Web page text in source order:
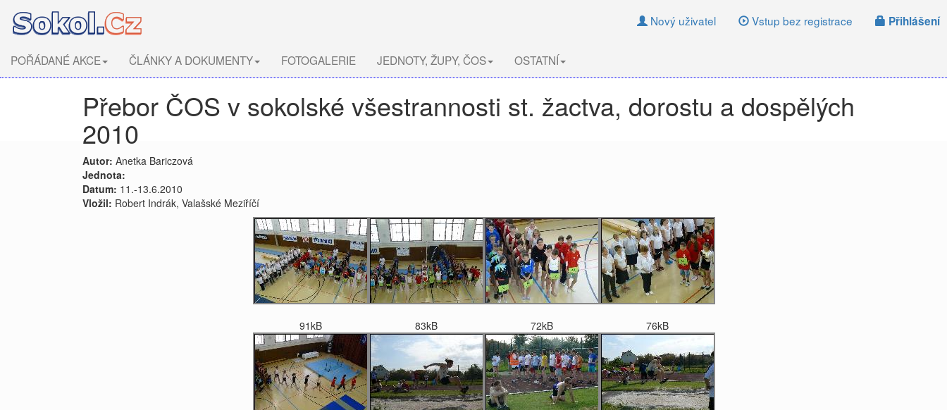
Nový uživatel Vstup bez registrace Přihlášení
POŘÁDANÉ AKCE ČLÁNKY A DOKUMENTY FOTOGALERIE JEDNOTY, ŽUPY, ČOS OSTATNÍ
Přebor ČOS v sokolské všestrannosti st. žactva, dorostu a dospělých
2010
Autor: Anetka Bariczová
Jednota:
Datum: 11.-13.6.2010
Vložil: Robert Indrák, Valašské Meziříčí
91kB 83kB 72kB 76kB